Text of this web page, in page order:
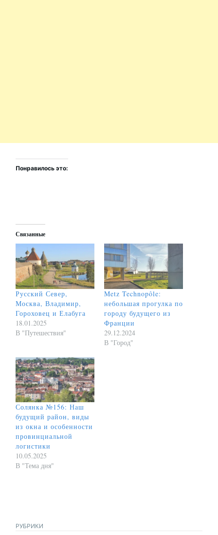
Понравилось это:
Связанные
Русский Север,
Москва, Владимир,
Гороховец и Елабуга
18.01.2025
В "Путешествия"
Metz Technopôle:
небольшая прогулка по
городу будущего из
Франции
29.12.2024
В "Город"
Солянка №156: Наш
будущий район, виды
из окна и особенности
провинциальной
логистики
10.05.2025
В "Тема дня"
РУБРИКИ